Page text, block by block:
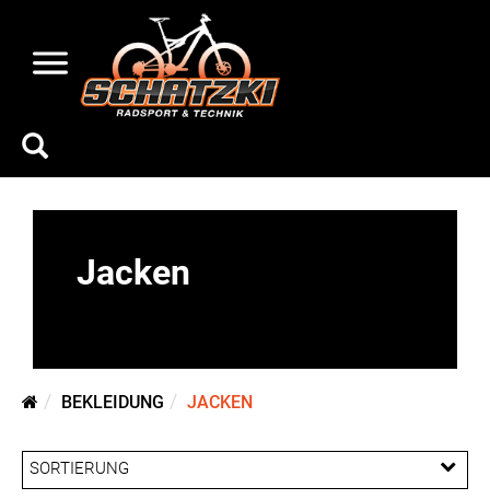
Jacken
BEKLEIDUNG JACKEN
SORTIERUNG